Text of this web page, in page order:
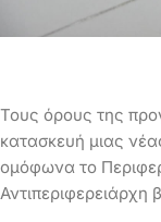
Τους όρους της
κατασκευή μιας
ομόφωνα το